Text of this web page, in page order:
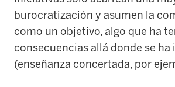
burocratización y asumen la
como un objetivo, algo que ha
consecuencias allá donde se
(enseñanza concertada, por